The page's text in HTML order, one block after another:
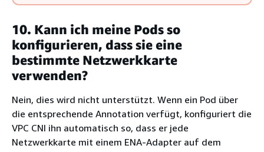
10. Kann ich meine Pods so
konfigurieren, dass sie eine
bestimmte Netzwerkkarte
verwenden?
Nein, dies wird nicht unterstützt. Wenn ein Pod über
die entsprechende Annotation verfügt, konfiguriert die
VPC CNI ihn automatisch so, dass er jede
Netzwerkkarte mit einem ENA-Adapter auf dem